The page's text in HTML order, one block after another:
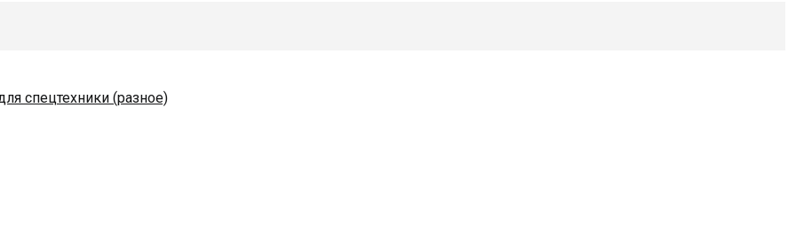
спецтехники (разное)